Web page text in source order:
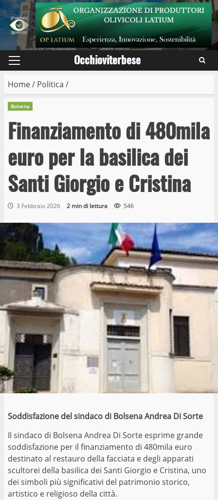
Skip
to
content
Primary
Occhioviterbese
Home/ Politica /
Bolsena
Finanziamento di 480mila
euro per la basilica dei
Santi Giorgio e Cristina
3 Febbraio 2026 2 min di lettura 546
Soddisfazione del sindaco di Bolsena Andrea Di Sorte
Il sindaco di Bolsena Andrea Di Sorte esprime grande
soddisfazione per il finanziamento di 480mila euro
destinato al restauro della facciata e degli apparati
scultorei della basilica dei Santi Giorgio e Cristina, uno
dei simboli più significativi del patrimonio storico,
artistico e religioso della città.